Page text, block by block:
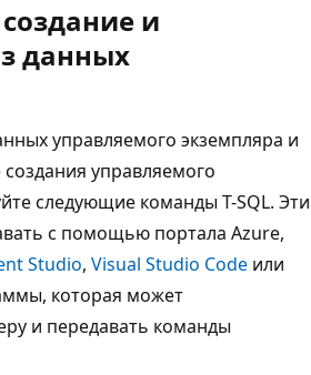
и
данных
управляемого экземпляра и
управляемого
следующие команды T-SQL. Эти
с помощью портала Azure,
Studio, Visual Studio Code или
которая может
и передавать команды